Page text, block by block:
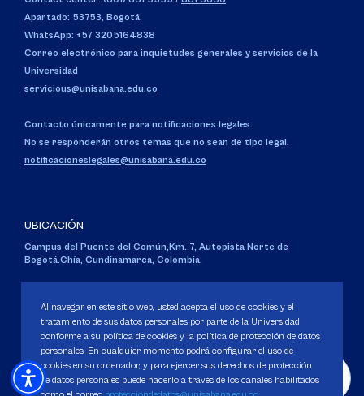
Apartado: 53753, Bogotá.
WhatsApp: +57 3205164838
Correo electrónico para inquietudes generales y servicios de la
Universidad
servicious@unisabana.edu.co
Contacto únicamente para notificaciones legales.
No se responderán otros temas que no sean de tipo legal.
notificacioneslegales@unisabana.edu.co
UBICACIÓN
Campus del Puente del Común,Km. 7, Autopista Norte de
Bogotá.Chía, Cundinamarca, Colombia.
Personería Jurídica:Resolución 130 del 14 de enero de 1980.
Ministerio de Educación Nacional.
Al navegar en este sitio web, usted acepta el uso de cookies y el
tratamiento de sus datos personales por parte de la Universidad
conforme a su política de cookies y la política de protección de datos
personales. En cualquier momento podrá configurar el uso de
cookies en su ordenador, y para ejercer sus derechos de protección
de datos personales puede hacerlo a través de los canales habilitados